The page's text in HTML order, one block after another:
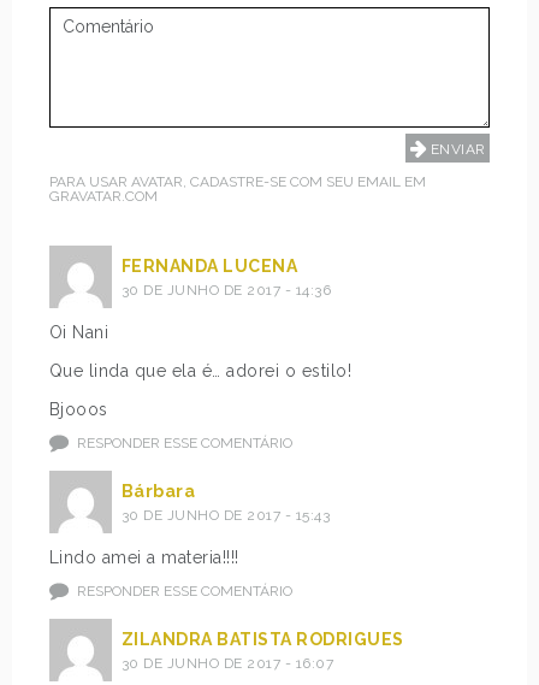
PARA USAR AVATAR, CADASTRE-SE COM SEU EMAIL EM
GRAVATAR.COM
FERNANDA LUCENA
30 DE JUNHO DE 2017 - 14:36
Oi Nani
Que linda que ela é… adorei o estilo!
Bjooos
RESPONDER ESSE COMENTÁRIO
Bárbara
30 DE JUNHO DE 2017 - 15:43
Lindo amei a materia!!!!
RESPONDER ESSE COMENTÁRIO
ZILANDRA BATISTA RODRIGUES
30 DE JUNHO DE 2017 - 16:07